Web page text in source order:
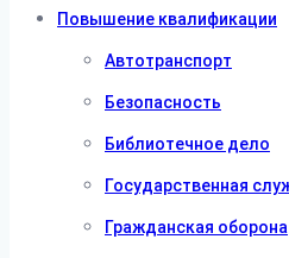
Повышение квалификации
Автотранспорт
Безопасность
Библиотечное дело
Государственная
Гражданская оборона